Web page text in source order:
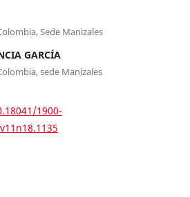
Sede Manizales
GARCÍA
sede Manizales
1900-